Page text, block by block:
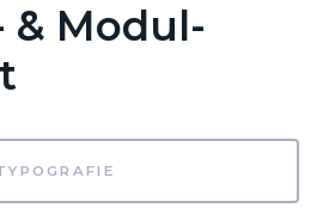
& Modul-